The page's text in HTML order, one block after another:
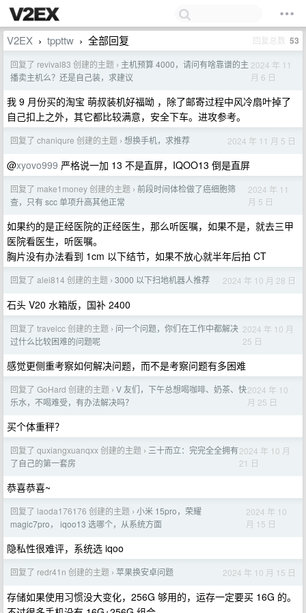
V2EX › tppttw › 全部回复 回复总数 53
回复了 revival83 创建的主题 › 主机预算 4000，请问有啥靠谱的主
播卖主机么？还是自己装，求建议
2024 年 11
月 6 日
我 9 月份买的淘宝 萌叔装机好福呦 ，除了邮寄过程中风冷扇叶掉了
自己扣上之外，其它都比较满意，安全下车。进攻参考。
回复了 chaniqure 创建的主题 › 想换手机，求推荐 2024 年 11 月 5 日
@xyovo999 严格说一加 13 不是直屏，IQOO13 倒是直屏
回复了 make1money 创建的主题 › 前段时间体检做了癌细胞筛
查，只有 scc 单项升高其他正常
2024 年 11
月 5 日
如果约的是正经医院的正经医生，那么听医嘱，如果不是，就去三甲
医院看医生，听医嘱。
胸片没有办法看到 1cm 以下结节，如果不放心就半年后拍 CT
回复了 alei814 创建的主题 › 3000 以下扫地机器人推荐 2024 年 10 月 28 日
石头 V20 水箱版，国补 2400
回复了 travelcc 创建的主题 › 问一个问题，你们在工作中都解决
过什么比较困难的问题呢
2024 年 10 月
25 日
感觉更侧重考察如何解决问题，而不是考察问题有多困难
回复了 GoHard 创建的主题 › V 友们，下午总想喝咖啡、奶茶、快
乐水，不喝难受，有办法解决吗？
2024 年 10
月 25 日
买个体重秤？
回复了 quxiangxuanqxx 创建的主题 › 三十而立：完完全全拥有
了自己的第一套房
2024 年 10 月
21 日
恭喜恭喜~
回复了 laoda176176 创建的主题 › 小米 15pro，荣耀
magic7pro， iqoo13 选哪个，从系统方面
2024 年 10
月 15 日
隐私性很难评，系统选 iqoo
回复了 redr41n 创建的主题 › 苹果换安卓问题 2024 年 10 月 15 日
存储如果使用习惯没大变化，256G 够用的，运存一定要买 16G 的。